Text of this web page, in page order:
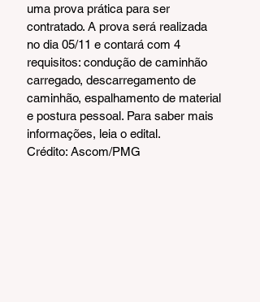
uma prova prática para ser
contratado. A prova será realizada
no dia 05/11 e contará com 4
requisitos: condução de caminhão
carregado, descarregamento de
caminhão, espalhamento de material
e postura pessoal. Para saber mais
informações, leia o edital.
Crédito: Ascom/PMG